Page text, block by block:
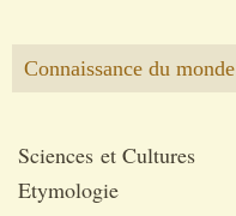
Connaissance du monde
Sciences et Cultures
Etymologie